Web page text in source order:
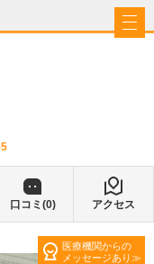
口コミ(0) アクセス
医療機関からの
メッセージあり